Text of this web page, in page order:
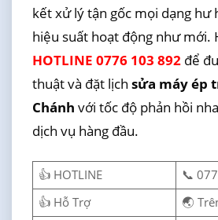
kết xử lý tận gốc mọi dạng hư
hiệu suất hoạt động như mới.
HOTLINE 0776 103 892để
thuật và đặt lịch sửa máy ép
Chánh với tốc độ phản hồi
dịch vụ hàng đầu.
👍 HOTLINE
📞
👍 Hỗ Trợ
🌏